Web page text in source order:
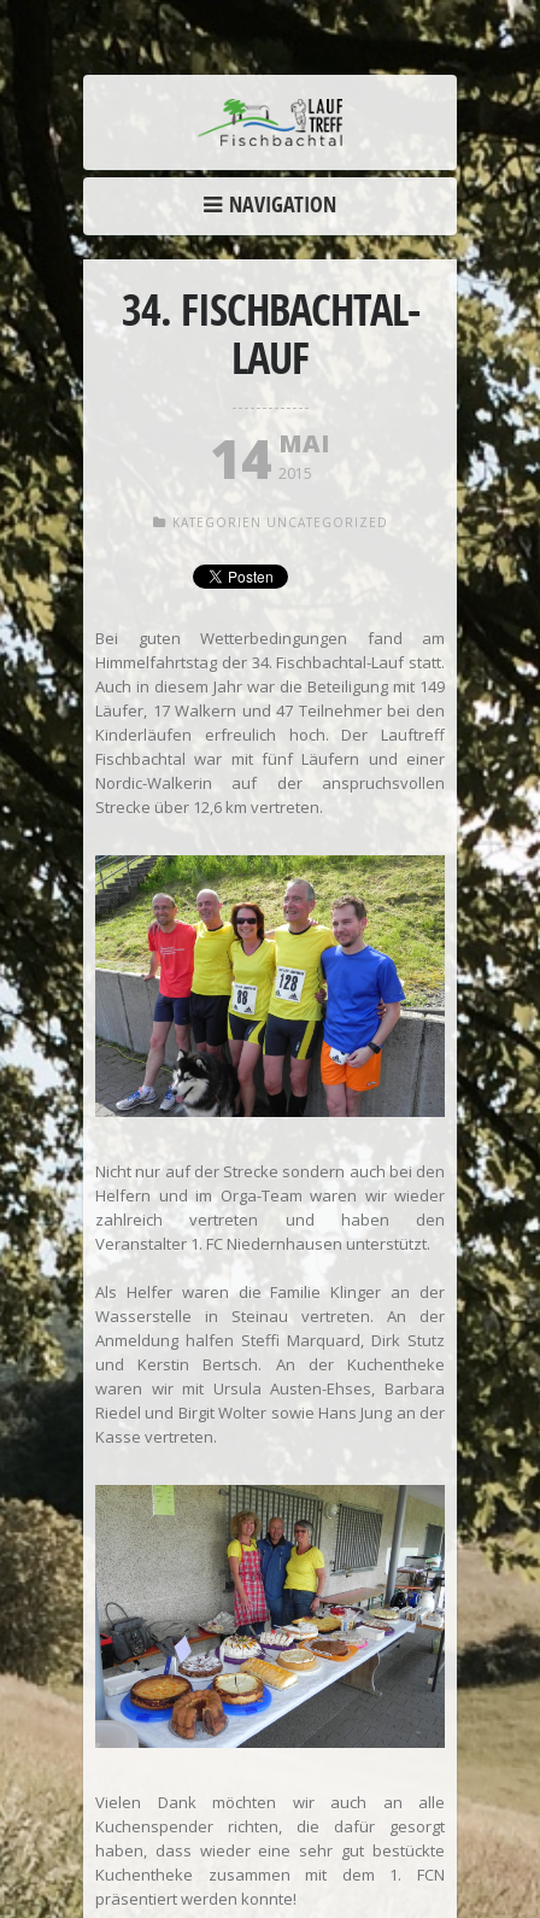
NAVIGATION
34. FISCHBACHTAL-
LAUF
14 MAI
2015
KATEGORIEN UNCATEGORIZED
Bei guten Wetterbedingungen fand am
Himmelfahrtstag der 34. Fischbachtal-Lauf statt.
Auch in diesem Jahr war die Beteiligung mit 149
Läufer, 17 Walkern und 47 Teilnehmer bei den
Kinderläufen erfreulich hoch. Der Lauftreff
Fischbachtal war mit fünf Läufern und einer
Nordic-Walkerin auf der anspruchsvollen
Strecke über 12,6 km vertreten.
Nicht nur auf der Strecke sondern auch bei den
Helfern und im Orga-Team waren wir wieder
zahlreich vertreten und haben den
Veranstalter 1. FC Niedernhausen unterstützt.
Als Helfer waren die Familie Klinger an der
Wasserstelle in Steinau vertreten. An der
Anmeldung halfen Steffi Marquard, Dirk Stutz
und Kerstin Bertsch. An der Kuchentheke
waren wir mit Ursula Austen-Ehses, Barbara
Riedel und Birgit Wolter sowie Hans Jung an der
Kasse vertreten.
Vielen Dank möchten wir auch an alle
Kuchenspender richten, die dafür gesorgt
haben, dass wieder eine sehr gut bestückte
Kuchentheke zusammen mit dem 1. FCN
präsentiert werden konnte!